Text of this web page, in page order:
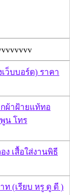
ว็บบอร์ด) ราคา
ผ้าฝ้ายแท้ทอ
น โทร
ง เสื้อใส่งานพิธี
ท (เรียบ หรู ดู ดี )